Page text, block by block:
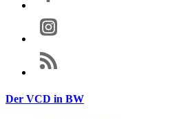
Der VCD in BW